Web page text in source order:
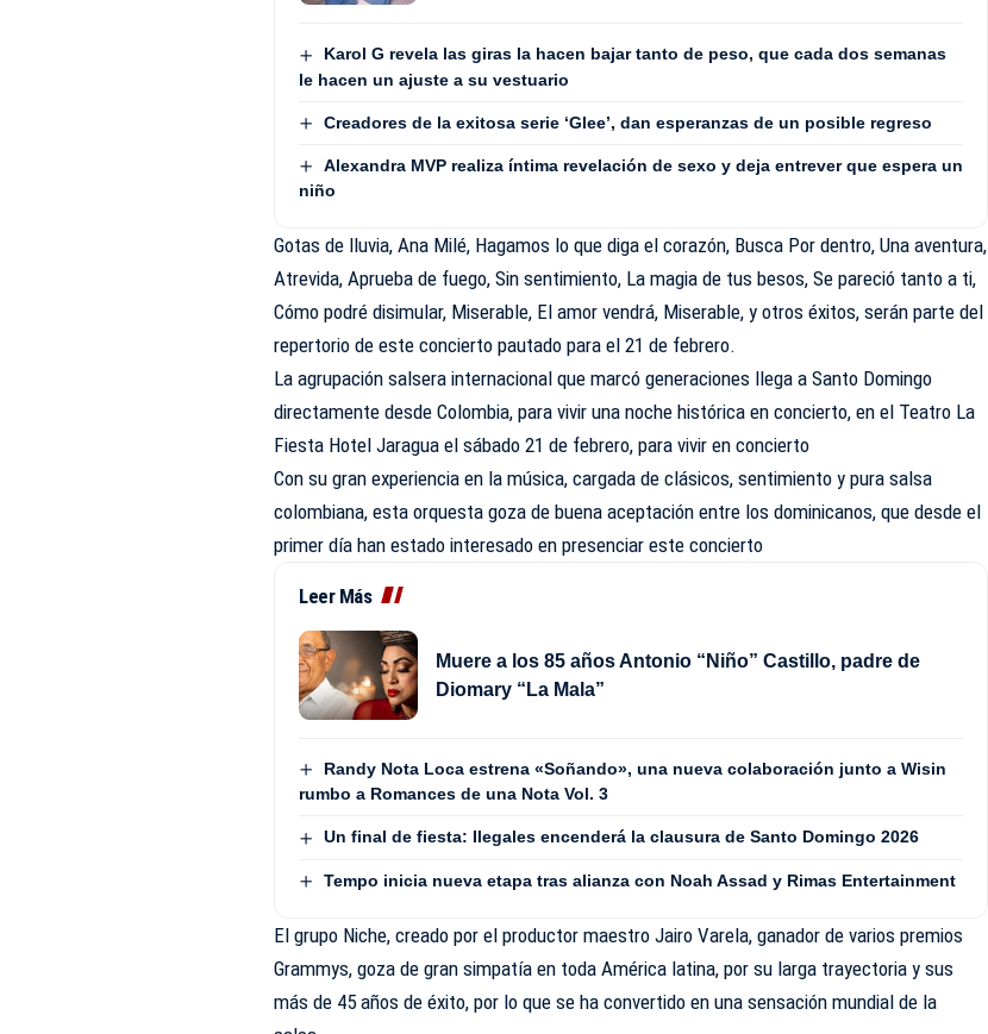
Karol G revela las giras la hacen bajar tanto de peso, que cada dos semanas
le hacen un ajuste a su vestuario
Creadores de la exitosa serie ‘Glee’, dan esperanzas de un posible regreso
Alexandra MVP realiza íntima revelación de sexo y deja entrever que espera un
niño
Gotas de lluvia, Ana Milé, Hagamos lo que diga el corazón, Busca Por dentro, Una aventura,
Atrevida, Aprueba de fuego, Sin sentimiento, La magia de tus besos, Se pareció tanto a ti,
Cómo podré disimular, Miserable, El amor vendrá, Miserable, y otros éxitos, serán parte del
repertorio de este concierto pautado para el 21 de febrero.
La agrupación salsera internacional que marcó generaciones llega a Santo Domingo
directamente desde Colombia, para vivir una noche histórica en concierto, en el Teatro La
Fiesta Hotel Jaragua el sábado 21 de febrero, para vivir en concierto
Con su gran experiencia en la música, cargada de clásicos, sentimiento y pura salsa
colombiana, esta orquesta goza de buena aceptación entre los dominicanos, que desde el
primer día han estado interesado en presenciar este concierto
Leer Más
Muere a los 85 años Antonio “Niño” Castillo, padre de
Diomary “La Mala”
Randy Nota Loca estrena «Soñando», una nueva colaboración junto a Wisin
rumbo a Romances de una Nota Vol. 3
Un final de fiesta: Ilegales encenderá la clausura de Santo Domingo 2026
Tempo inicia nueva etapa tras alianza con Noah Assad y Rimas Entertainment
El grupo Niche, creado por el productor maestro Jairo Varela, ganador de varios premios
Grammys, goza de gran simpatía en toda América latina, por su larga trayectoria y sus
más de 45 años de éxito, por lo que se ha convertido en una sensación mundial de la